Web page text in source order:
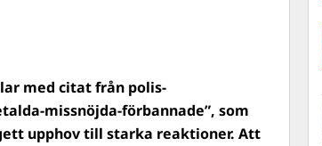
med citat från polis-
missnöjda-förbannade”, som
upphov till starka reaktioner. Att